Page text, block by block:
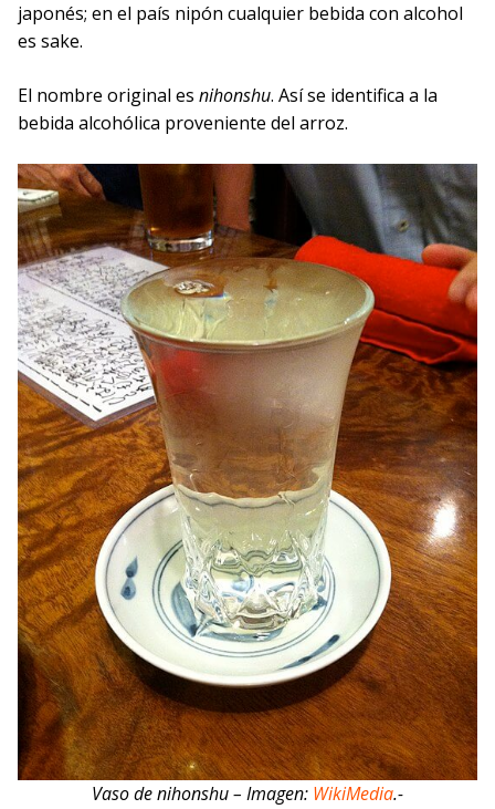
japonés; en el país nipón cualquier bebida con alcohol
es sake.
El nombre original es nihonshu. Así se identifica a la
bebida alcohólica proveniente del arroz.
Vaso denihonshu– Imagen: WikiMedia.-